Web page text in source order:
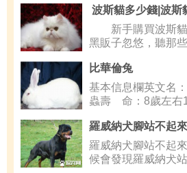
波斯貓多少錢|波斯
新手購買波斯貓
黑販子忽悠，聽那
比華倫兔
基本信息欄英文名
蟲壽 命：8歲左右
羅威納犬腳站不起
候會發現羅威納犬